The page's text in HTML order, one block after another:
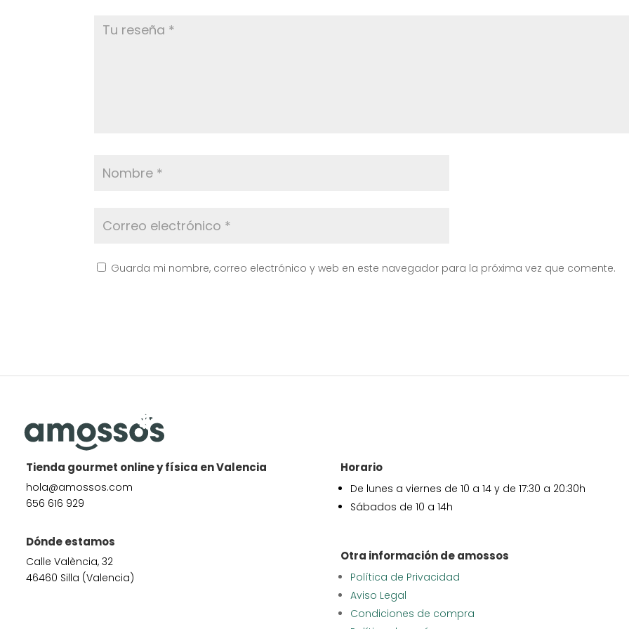
Guarda mi nombre, correo electrónico y web en este navegador para la próxima vez que comente.
Tienda gourmet online y física en Valencia
hola@amossos.com
656 616 929
Dónde estamos
Calle València, 32
46460 Silla (Valencia)
Horario
De lunes a viernes de 10 a 14 y de 17:30 a 20:30h
Sábados de 10 a 14h
Otra información de amossos
Política de Privacidad
Aviso Legal
Condiciones de compra